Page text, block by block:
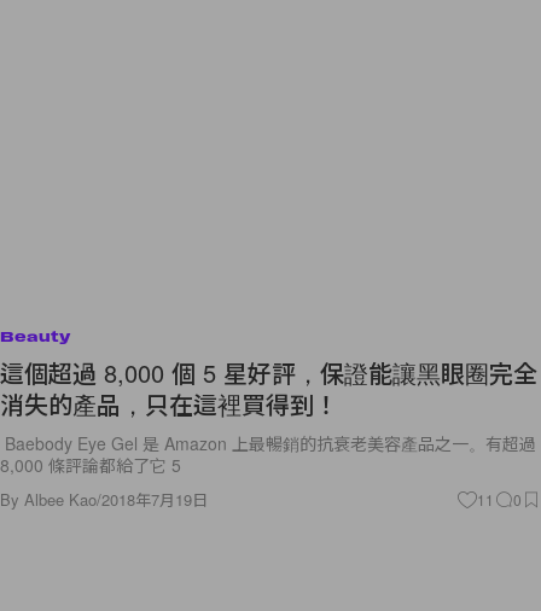
Beauty
這個超過 8,000 個 5 星好評，保證能讓黑眼圈完全
消失的產品，只在這裡買得到！
Baebody Eye Gel 是 Amazon 上最暢銷的抗衰老美容產品之一。有超過
8,000 條評論都給了它 5
By Albee Kao/2018年7月19日 11 0